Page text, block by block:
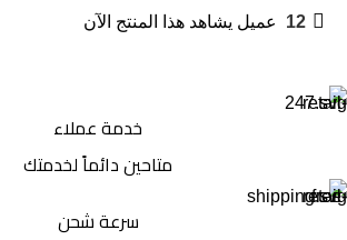
12 عميل يشاهد هذا المنتج الآن
خدمة عملاء
متاحين دائماً لخدمتك
سرعة شحن